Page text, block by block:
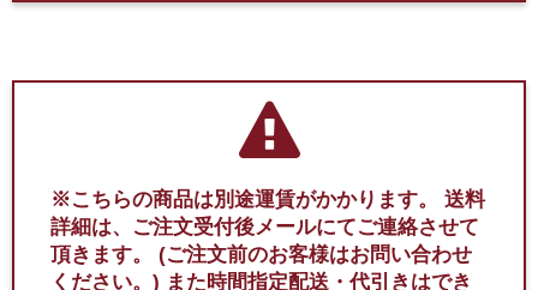
※こちらの商品は別途運賃がかかります。
送料
詳細は、ご注文受付後メールにてご連絡させて
頂きます。
(ご注文前のお客様はお問い合わせ
ください。) また時間指定配送・代引きはでき